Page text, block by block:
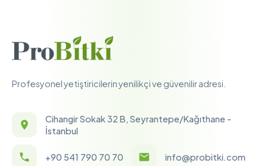
Profesyonel yetiştiricilerin yenilikçi ve güvenilir adresi.
Cihangir Sokak 32 B, Seyrantepe/Kağıthane -
İstanbul
+90 541 790 70 70 info@probitki.com